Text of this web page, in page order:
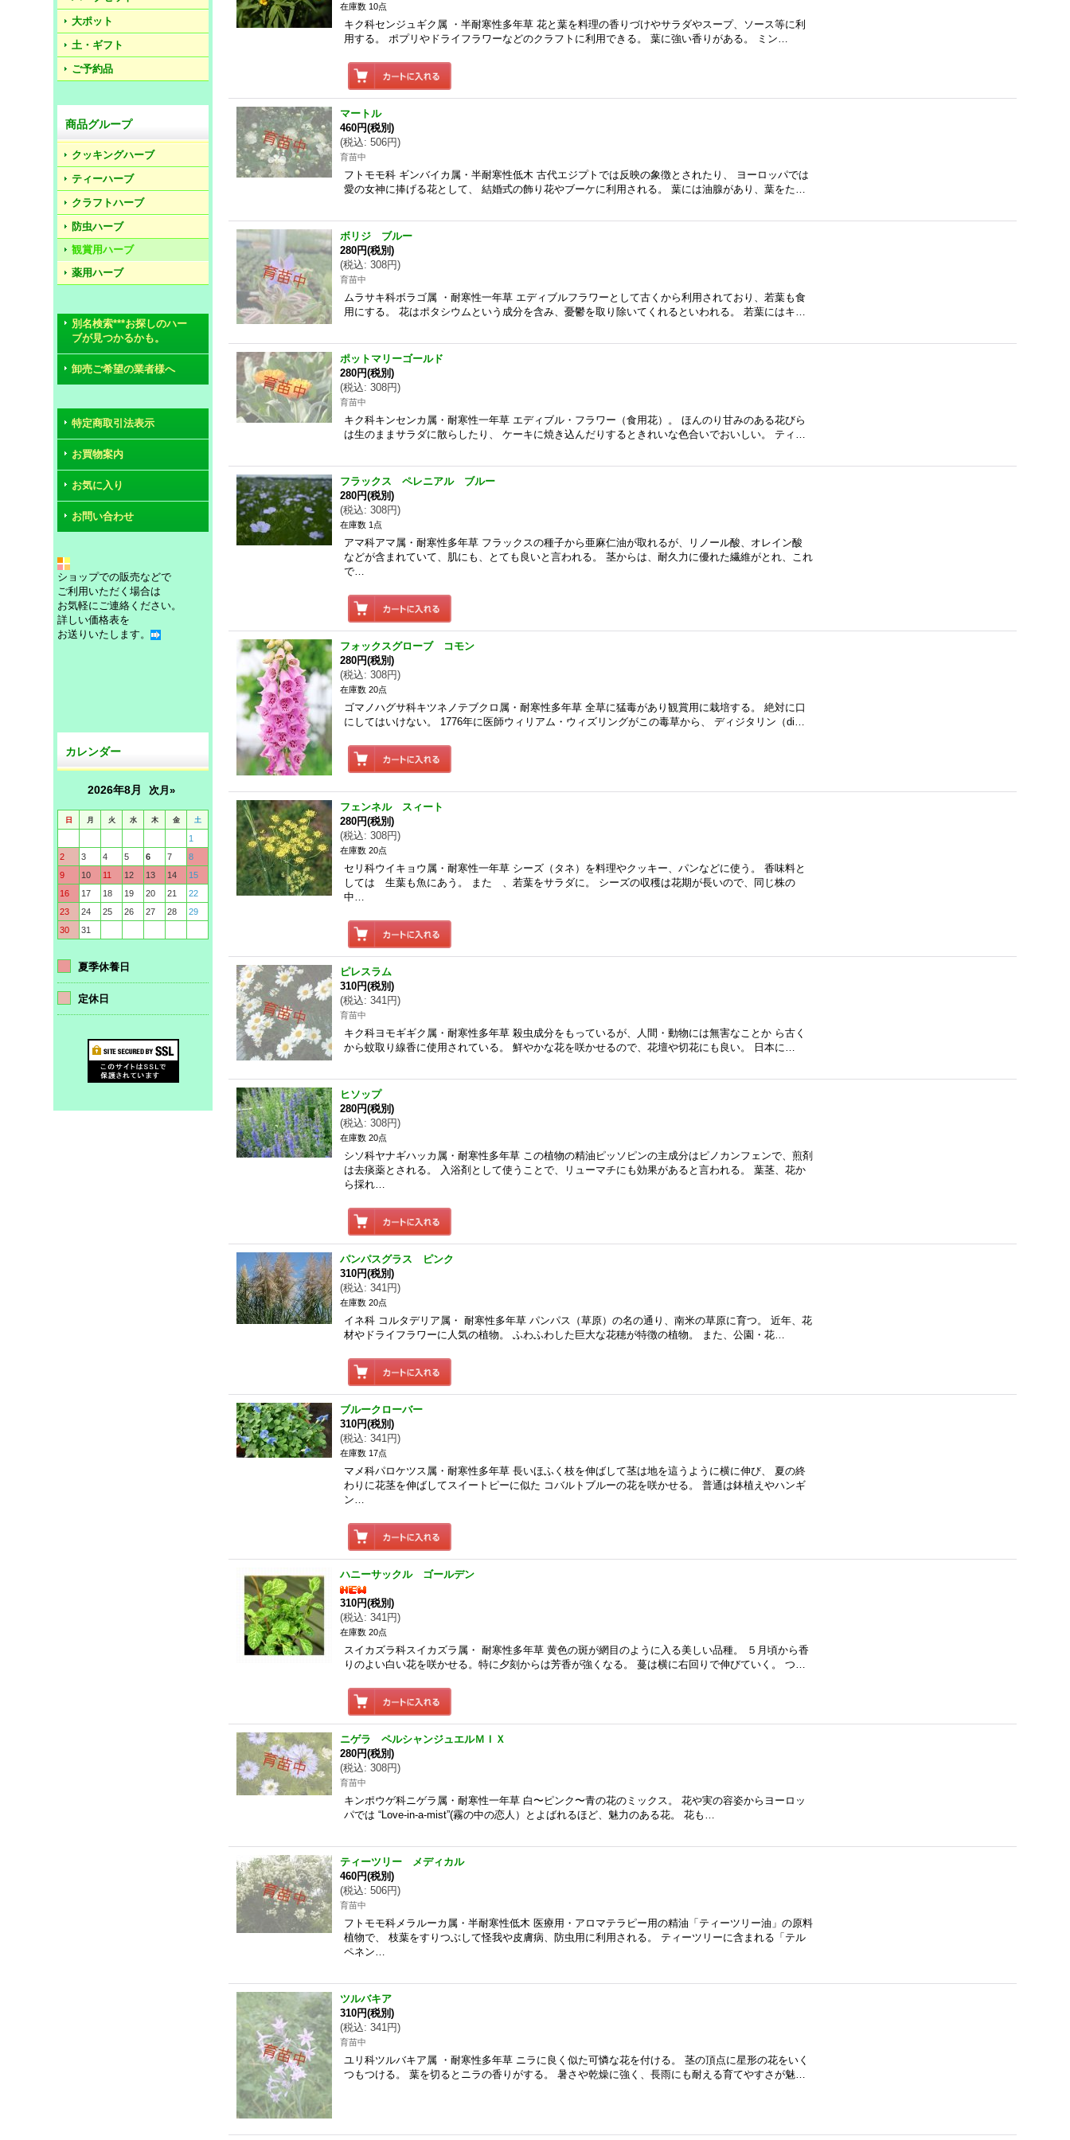
大ポット
土・ギフト
ご予約品
商品グループ
クッキングハーブ
ティーハーブ
クラフトハーブ
防虫ハーブ
観賞用ハーブ
薬用ハーブ
別名検索***お探しのハー
ブが見つかるかも。
卸売ご希望の業者様へ
特定商取引法表示
お買物案内
お気に入り
お問い合わせ
ショップでの販売などで
ご利用いただく場合は
お気軽にご連絡ください。
詳しい価格表を
お送りいたします。
カレンダー
2026年8月 次月»
日 月 火 水 木 金 土
1
2
3 4 5 6 7
8
9
10 11 12 13 14
15
16
17 18 19 20 21
22
23
24 25 26 27 28
29
30
31
夏季休養日
定休日
在庫数 10点
キク科センジュギク属 ・半耐寒性多年草 花と葉を料理の香りづけやサラダやスープ、ソース等に利
用する。 ポプリやドライフラワーなどのクラフトに利用できる。 葉に強い香りがある。 ミン…
マートル
460円(税別)
(税込: 506円)
育苗中
フトモモ科 ギンバイカ属・半耐寒性低木 古代エジプトでは反映の象徴とされたり、 ヨーロッパでは
愛の女神に捧げる花として、 結婚式の飾り花やブーケに利用される。 葉には油腺があり、葉をた…
ボリジ ブルー
280円(税別)
(税込: 308円)
育苗中
ムラサキ科ボラゴ属 ・耐寒性一年草 エディブルフラワーとして古くから利用されており、若葉も食
用にする。 花はポタシウムという成分を含み、憂鬱を取り除いてくれるといわれる。 若葉にはキ…
ポットマリーゴールド
280円(税別)
(税込: 308円)
育苗中
キク科キンセンカ属・耐寒性一年草 エディブル・フラワー（食用花）。 ほんのり甘みのある花びら
は生のままサラダに散らしたり、 ケーキに焼き込んだりするときれいな色合いでおいしい。 ティ…
フラックス ペレニアル ブルー
280円(税別)
(税込: 308円)
在庫数 1点
アマ科アマ属・耐寒性多年草 フラックスの種子から亜麻仁油が取れるが、リノール酸、オレイン酸
などが含まれていて、肌にも、とても良いと言われる。 茎からは、耐久力に優れた繊維がとれ、これ
で…
フォックスグローブ コモン
280円(税別)
(税込: 308円)
在庫数 20点
ゴマノハグサ科キツネノテブクロ属・耐寒性多年草 全草に猛毒があり観賞用に栽培する。 絶対に口
にしてはいけない。 1776年に医師ウィリアム・ウィズリングがこの毒草から、 ディジタリン（di…
フェンネル スィート
280円(税別)
(税込: 308円)
在庫数 20点
セリ科ウイキョウ属・耐寒性一年草 シーズ（タネ）を料理やクッキー、パンなどに使う。 香味料と
しては 生葉も魚にあう。 また 、若葉をサラダに。 シーズの収穫は花期が長いので、同じ株の
中…
ピレスラム
310円(税別)
(税込: 341円)
育苗中
キク科ヨモギギク属・耐寒性多年草 殺虫成分をもっているが、人間・動物には無害なことか ら古く
から蚊取り線香に使用されている。 鮮やかな花を咲かせるので、花壇や切花にも良い。 日本に…
ヒソップ
280円(税別)
(税込: 308円)
在庫数 20点
シソ科ヤナギハッカ属・耐寒性多年草 この植物の精油ピッソピンの主成分はピノカンフェンで、煎剤
は去痰薬とされる。 入浴剤として使うことで、リューマチにも効果があると言われる。 葉茎、花か
ら採れ…
パンパスグラス ピンク
310円(税別)
(税込: 341円)
在庫数 20点
イネ科 コルタデリア属・ 耐寒性多年草 パンパス（草原）の名の通り、南米の草原に育つ。 近年、花
材やドライフラワーに人気の植物。 ふわふわした巨大な花穂が特徴の植物。 また、公園・花…
ブルークローバー
310円(税別)
(税込: 341円)
在庫数 17点
マメ科パロケツス属・耐寒性多年草 長いほふく枝を伸ばして茎は地を這うように横に伸び、 夏の終
わりに花茎を伸ばしてスイートピーに似た コバルトブルーの花を咲かせる。 普通は鉢植えやハンギ
ン…
ハニーサックル ゴールデン
310円(税別)
(税込: 341円)
在庫数 20点
スイカズラ科スイカズラ属・ 耐寒性多年草 黄色の斑が網目のように入る美しい品種。 ５月頃から香
りのよい白い花を咲かせる。特に夕刻からは芳香が強くなる。 蔓は横に右回りで伸びていく。 つ…
ニゲラ ペルシャンジュエルＭＩＸ
280円(税別)
(税込: 308円)
育苗中
キンポウゲ科ニゲラ属・耐寒性一年草 白〜ピンク〜青の花のミックス。 花や実の容姿からヨーロッ
パでは “Love-in-a-mist”(霧の中の恋人）とよばれるほど、魅力のある花。 花も…
ティーツリー メディカル
460円(税別)
(税込: 506円)
育苗中
フトモモ科メラルーカ属・半耐寒性低木 医療用・アロマテラピー用の精油「ティーツリー油」の原料
植物で、 枝葉をすりつぶして怪我や皮膚病、防虫用に利用される。 ティーツリーに含まれる「テル
ペネン…
ツルバキア
310円(税別)
(税込: 341円)
育苗中
ユリ科ツルバキア属 ・耐寒性多年草 ニラに良く似た可憐な花を付ける。 茎の頂点に星形の花をいく
つもつける。 葉を切るとニラの香りがする。 暑さや乾燥に強く、長雨にも耐える育てやすさが魅…